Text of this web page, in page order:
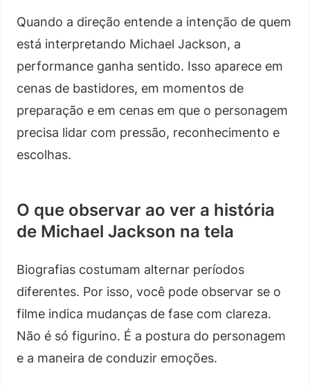
Quando a direção entende a intenção de quem
está interpretando Michael Jackson, a
performance ganha sentido. Isso aparece em
cenas de bastidores, em momentos de
preparação e em cenas em que o personagem
precisa lidar com pressão, reconhecimento e
escolhas.
O que observar ao ver a história
de Michael Jackson na tela
Biografias costumam alternar períodos
diferentes. Por isso, você pode observar se o
filme indica mudanças de fase com clareza.
Não é só figurino. É a postura do personagem
e a maneira de conduzir emoções.